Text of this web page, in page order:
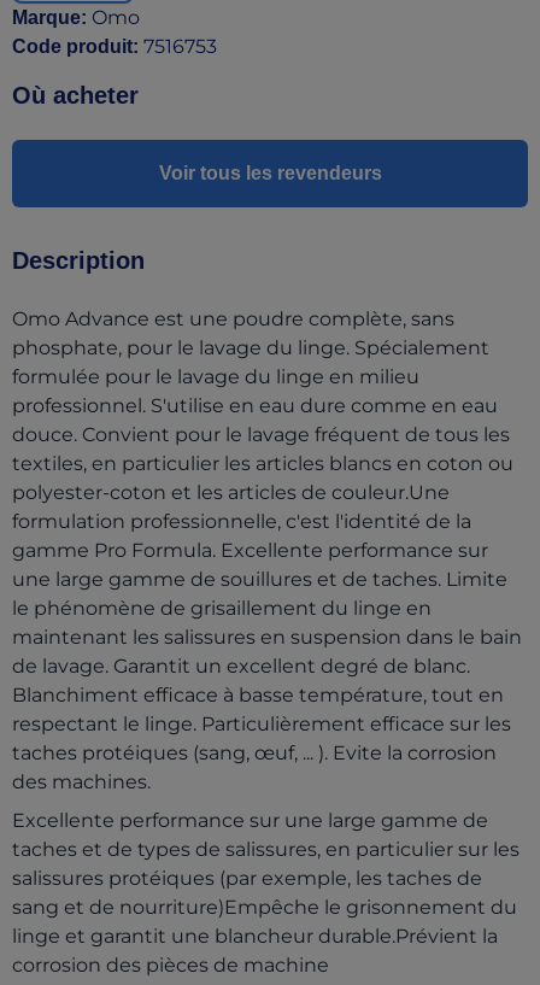
Marque: Omo
Code produit: 7516753
Où acheter
Voir tous les revendeurs
Description
Omo Advance est une poudre complète, sans
phosphate, pour le lavage du linge. Spécialement
formulée pour le lavage du linge en milieu
professionnel. S'utilise en eau dure comme en eau
douce. Convient pour le lavage fréquent de tous les
textiles, en particulier les articles blancs en coton ou
polyester-coton et les articles de couleur.Une
formulation professionnelle, c'est l'identité de la
gamme Pro Formula. Excellente performance sur
une large gamme de souillures et de taches. Limite
le phénomène de grisaillement du linge en
maintenant les salissures en suspension dans le bain
de lavage. Garantit un excellent degré de blanc.
Blanchiment efficace à basse température, tout en
respectant le linge. Particulièrement efficace sur les
taches protéiques (sang, œuf, ... ). Evite la corrosion
des machines.
Excellente performance sur une large gamme de
taches et de types de salissures, en particulier sur les
salissures protéiques (par exemple, les taches de
sang et de nourriture)Empêche le grisonnement du
linge et garantit une blancheur durable.Prévient la
corrosion des pièces de machine